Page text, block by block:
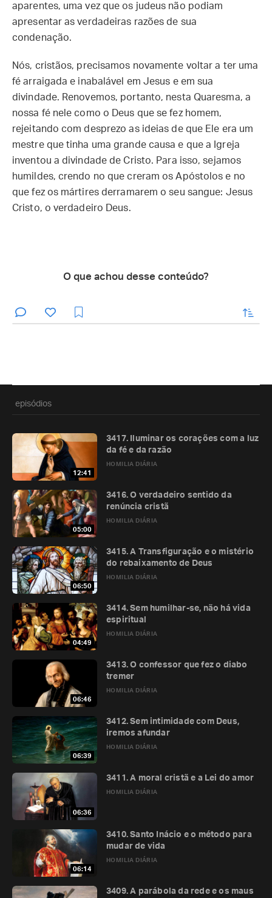
aparentes, uma vez que os judeus não podiam
apresentar as verdadeiras razões de sua
condenação.
Nós, cristãos, precisamos novamente voltar a ter uma
fé arraigada e inabalável em Jesus e em sua
divindade. Renovemos, portanto, nesta Quaresma, a
nossa fé nele como o Deus que se fez homem,
rejeitando com desprezo as ideias de que Ele era um
mestre que tinha uma grande causa e que a Igreja
inventou a divindade de Cristo. Para isso, sejamos
humildes, crendo no que creram os Apóstolos e no
que fez os mártires derramarem o seu sangue: Jesus
Cristo, o verdadeiro Deus.
O que achou desse conteúdo?
enviar
episódios
12:41
HOMILIA DIÁRIA
3417. Iluminar os corações com a luz
da fé e da razão
05:00
HOMILIA DIÁRIA
3416. O verdadeiro sentido da
renúncia cristã
06:50
HOMILIA DIÁRIA
3415. A Transfiguração e o mistério
do rebaixamento de Deus
04:49
HOMILIA DIÁRIA
3414. Sem humilhar-se, não há vida
espiritual
06:46
HOMILIA DIÁRIA
3413. O confessor que fez o diabo
tremer
06:39
HOMILIA DIÁRIA
3412. Sem intimidade com Deus,
iremos afundar
06:36
HOMILIA DIÁRIA
3411. A moral cristã e a Lei do amor
06:14
HOMILIA DIÁRIA
3410. Santo Inácio e o método para
mudar de vida
3409. A parábola da rede e os maus